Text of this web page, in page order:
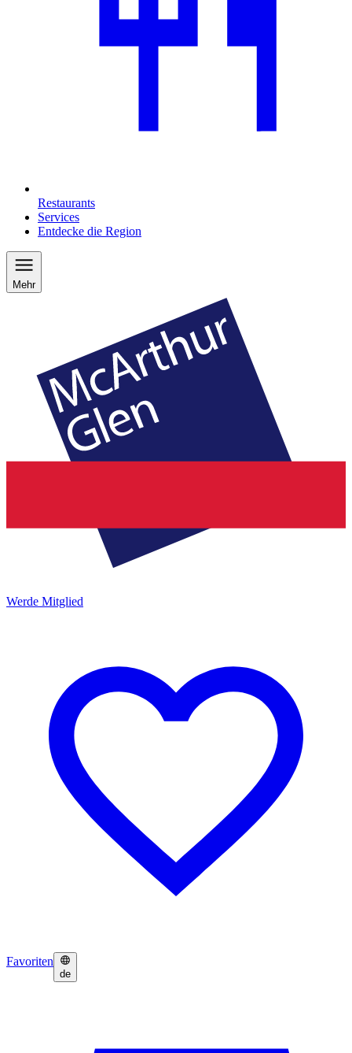
Restaurants
Services
Entdecke die Region
Mehr
Werde Mitglied
Favoriten
de